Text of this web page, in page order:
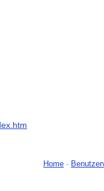
Home -